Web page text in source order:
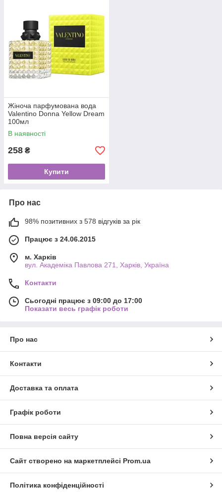
Жіноча парфумована вода
Valentino Donna Yellow Dream
100мл
В наявності
258 ₴
Купити
Про нас
98% позитивних з 578 відгуків за рік
Працює з 24.06.2015
м. Харків
вул. Академіка Павлова 271, Харків, Україна
Контакти
Сьогодні працює з 09:00 до 17:00
Показати весь графік роботи
Про нас
Контакти
Доставка та оплата
Графік роботи
Повна версія сайту
Сайт створено на маркетплейсі Prom.ua
Політика конфіденційності